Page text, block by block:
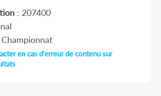
: 207400
en cas d'erreur de contenu sur